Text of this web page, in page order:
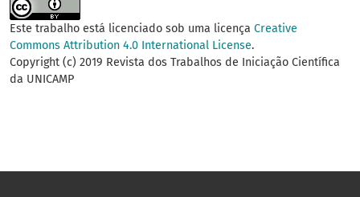
Este trabalho está licenciado sob uma licença Creative
Commons Attribution 4.0 International License.
Copyright (c) 2019 Revista dos Trabalhos de Iniciação Científica
da UNICAMP